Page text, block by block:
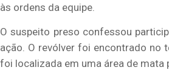
às ordens da equipe.
O suspeito preso confessou
ação. O revólver foi encontrado no
foi localizada em uma área de mata